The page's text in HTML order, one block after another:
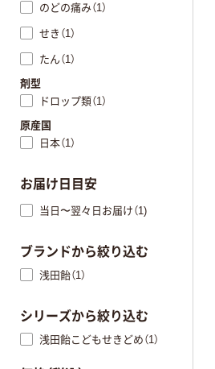
のどの痛み（1）
せき（1）
たん（1）
剤型
ドロップ類（1）
原産国
日本（1）
お届け日目安
当日〜翌々日お届け（1)
ブランドから絞り込む
浅田飴（1）
シリーズから絞り込む
浅田飴こどもせきどめ（1）